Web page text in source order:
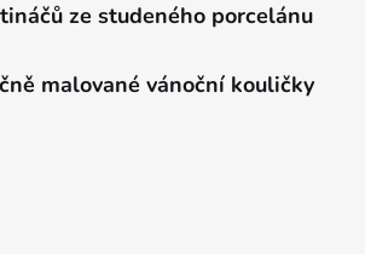
ze studeného porcelánu
malované vánoční kouličky